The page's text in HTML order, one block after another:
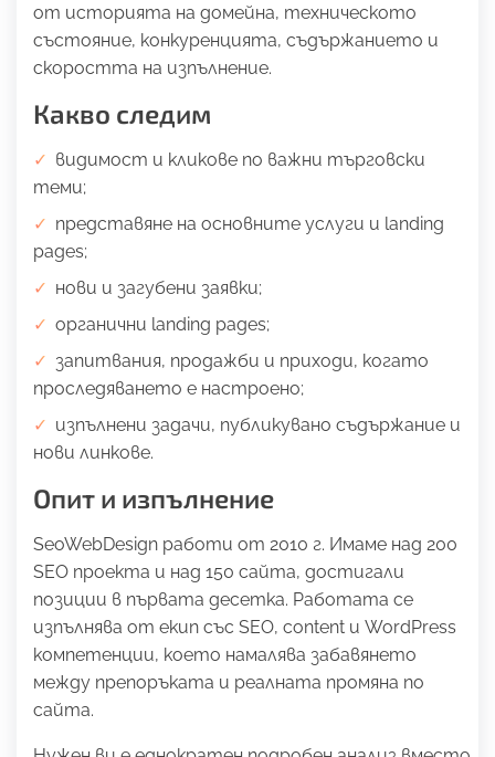
от историята на домейна, техническото
състояние, конкуренцията, съдържанието и
скоростта на изпълнение.
Какво следим
видимост и кликове по важни търговски
теми;
представяне на основните услуги и landing
pages;
нови и загубени заявки;
органични landing pages;
запитвания, продажби и приходи, когато
проследяването е настроено;
изпълнени задачи, публикувано съдържание и
нови линкове.
Опит и изпълнение
SeoWebDesign работи от 2010 г. Имаме над 200
SEO проекта и над 150 сайта, достигали
позиции в първата десетка. Работата се
изпълнява от екип със SEO, content и WordPress
компетенции, което намалява забавянето
между препоръката и реалната промяна по
сайта.